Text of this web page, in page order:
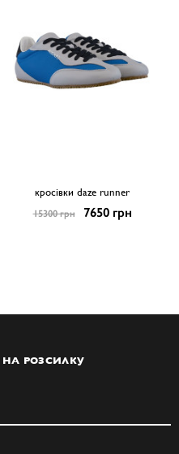
кросівки daze runner
15300 грн 7650 грн
РОЗСИЛКУ